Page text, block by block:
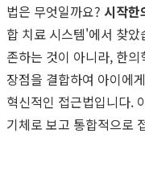
법은 무엇일까요? 시작한
합 치료 시스템'에서 찾
존하는 것이 아니라, 한
장점을 결합하여 아이에
혁신적인 접근법입니다.
기체로 보고 통합적으로